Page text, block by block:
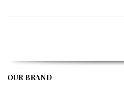
OUR BRAND